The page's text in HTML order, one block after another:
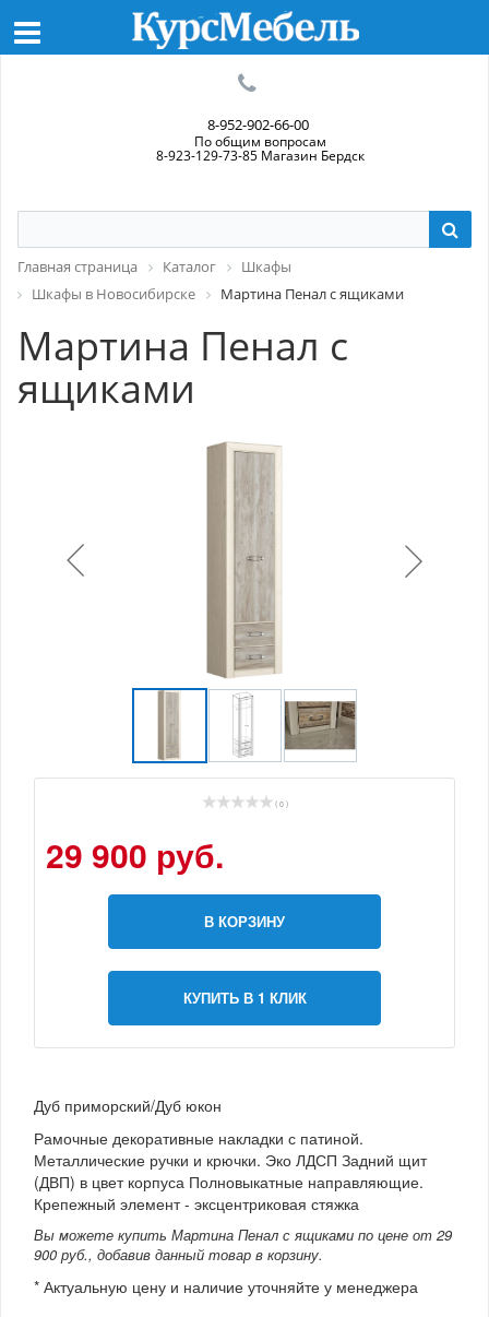
8-952-902-66-00
По общим вопросам
8-923-129-73-85 Магазин Бердск
Главная страница Каталог
Шкафы
Шкафы в Новосибирске
Мартина Пенал с ящиками
Мартина Пенал с
ящиками
( 0 )
29 900 руб.
В КОРЗИНУ
КУПИТЬ В 1 КЛИК
Дуб приморский/Дуб юкон
Рамочные декоративные накладки с патиной.
Металлические ручки и крючки. Эко ЛДСП Задний щит
(ДВП) в цвет корпуса Полновыкатные направляющие.
Крепежный элемент - эксцентриковая стяжка
Вы можете купить Мартина Пенал с ящиками по цене от 29
900 руб., добавив данный товар в корзину.
* Актуальную цену и наличие уточняйте у менеджера